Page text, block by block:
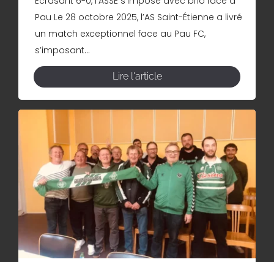
Pau Le 28 octobre 2025, l’AS Saint-Étienne a livré
un match exceptionnel face au Pau FC,
s’imposant...
Lire l'article